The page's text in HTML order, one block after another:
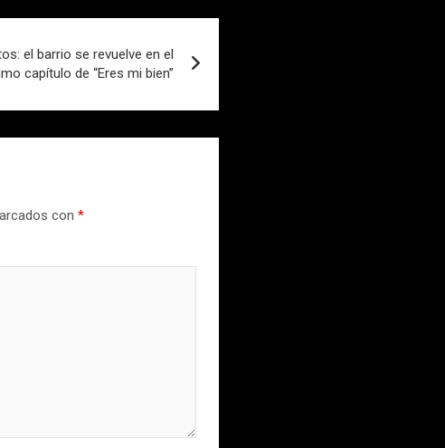
el barrio se revuelve en el
capítulo de “Eres mi bien”
con*